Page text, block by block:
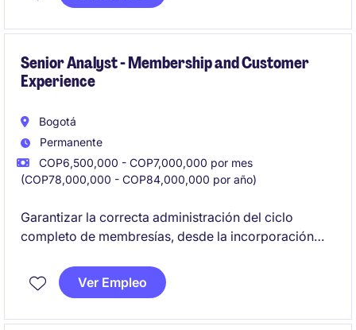
asegurando el cumplimiento normativo, la adecuada
acompañamiento legal a iniciativas estratégicas,
incluyendo fusiones y adquisiciones.
Senior Analyst - Membership and Customer
Experience
Bogotá
Permanente
COP6,500,000 - COP7,000,000 por mes
(COP78,000,000 - COP84,000,000 por año)
Garantizar la correcta administración del ciclo
completo de membresías, desde la incorporación
calidad, integridad y actualización de la información
en los diferentes sistemas de la organización.
Ver Empleo